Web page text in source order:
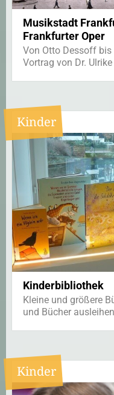
Musikstadt
Frankfurter Oper
Von Otto Dessoff
Vortrag von Dr.
Kinder
Kinderbibliothek
Kleine und größere
und Bücher ausleihen
Kinder